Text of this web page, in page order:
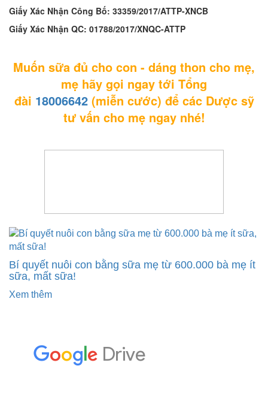
Giấy Xác Nhận Công Bố: 33359/2017/ATTP-XNCB
Giấy Xác Nhận QC: 01788/2017/XNQC-ATTP
Muốn sữa đủ cho con - dáng thon cho mẹ,
mẹ hãy gọi ngay tới Tổng
đài 18006642(miễn cước) để các Dược sỹ
tư vấn cho mẹ ngay nhé!
Bí quyết nuôi con bằng sữa mẹ từ 600.000 bà mẹ ít
sữa, mất sữa!
Xem thêm